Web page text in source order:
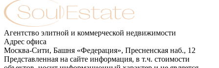
Агентство элитной и коммерческой недвижимости
Адрес офиса
Москва-Сити, Башня «Федерация», Пресненская наб., 12
Представленная на сайте информация, в т.ч. стоимости